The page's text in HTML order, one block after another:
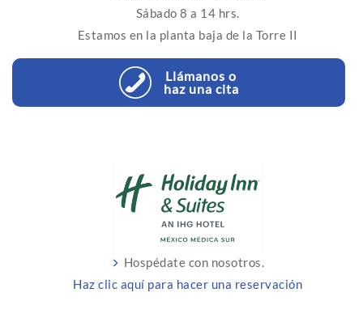
Sábado 8 a 14 hrs.
Estamos en la planta baja de la Torre II
Llámanos o
haz una cita
Hospédate con nosotros.
Haz clic aquí para hacer una reservación